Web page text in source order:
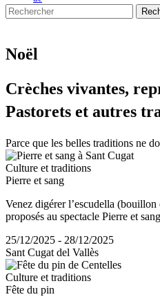
Noël
Crèches vivantes,
Pastorets et autres
Parce que les belles traditions ne
Culture et traditions
Pierre et sang
Venez digérer l’escudella
proposés au spectacle Pierre et
25/12/2025 - 28/12/2025
Sant Cugat del Vallès
Culture et traditions
Fête du pin